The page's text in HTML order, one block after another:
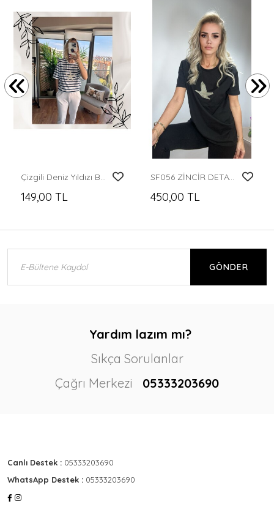
149,00 TL
SF056 ZİNCİR DETAYLI BYM TİŞÖRT
450,00 TL
GÖNDER
Yardım lazım mı?
Sıkça Sorulanlar
Çağrı Merkezi
05333203690
Canlı Destek : 05333203690
WhatsApp Destek : 05333203690